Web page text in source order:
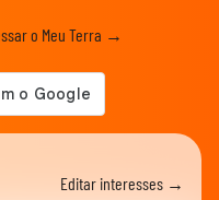
o Meu Terra →
Editar interesses →